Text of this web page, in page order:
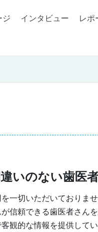
ジ インタビュー レポ
いのない歯医
一切いただいておりま
信頼できる歯医者さん
観的な情報を提供して